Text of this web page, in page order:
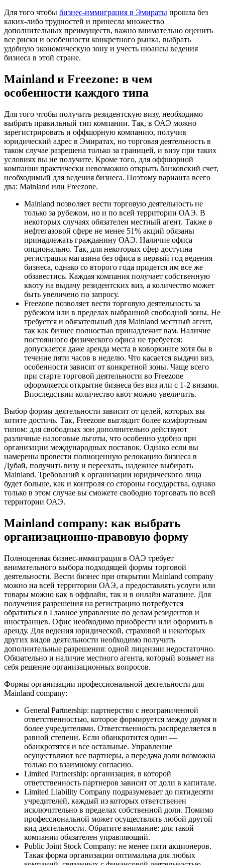
Для того чтобы бизнес-иммиграция в Эмираты прошла без
каких-либо трудностей и принесла множество
дополнительных преимуществ, важно внимательно оценить
все риски и особенности конкретного рынка, выбрать
удобную экономическую зону и учесть нюансы ведения
бизнеса в этой стране.
Mainland и Freezone: в чем
особенности каждого типа
Для того чтобы получить резидентскую визу, необходимо
выбрать правильный тип компании. Так, в ОАЭ можно
зарегистрировать и оффшорную компанию, получив
юридический адрес в Эмиратах, но торговая деятельность в
таком случае разрешена только за границей, и визу при таких
условиях вы не получите. Кроме того, для оффшорной
компании практически невозможно открыть банковский счет,
необходимый для ведения бизнеса. Поэтому варианта всего
два: Mainland или Freezone.
Mainland позволяет вести торговую деятельность не
только за рубежом, но и по всей территории ОАЭ. В
некоторых случаях обязателен местный агент. Также в
нефтегазовой сфере не менее 51% акций обязаны
принадлежать гражданину ОАЭ. Наличие офиса
опционально. Так, для некоторых сфер доступна
регистрация магазина без офиса в первый год ведения
бизнеса, однако со второго года придется им все же
обзавестись. Каждая компания получает собственную
квоту на выдачу резидентских виз, а количество может
быть увеличено по запросу.
Freezone позволяет вести торговую деятельность за
рубежом или в пределах выбранной свободной зоны. Не
требуется и обязательный для Mainland местный агент,
так как бизнес полностью принадлежит вам. Наличие
постоянного физического офиса не требуется:
допускается даже аренда места в коворкинге хотя бы в
течение пяти часов в неделю. Что касается выдачи виз,
особенности зависят от конкретной зоны. Чаще всего
при старте торговой деятельности во Freezone
оформляется открытие бизнеса без виз или с 1-2 визами.
Впоследствии количество квот можно увеличить.
Выбор формы деятельности зависит от целей, которых вы
хотите достичь. Так, Freezone выглядит более комфортным
типом: для свободных зон дополнительно действуют
различные налоговые льготы, что особенно удобно при
организации международных поставок. Однако если вы
намерены провести полноценную релокацию бизнеса в
Дубай, получить визу и переехать, надежнее выбирать
Mainland. Требований к организации юридического лица
будет больше, как и контроля со стороны государства, однако
только в этом случае вы сможете свободно торговать по всей
территории ОАЭ.
Mainland company: как выбрать
организационно-правовую форму
Полноценная бизнес-иммиграция в ОАЭ требует
внимательного выбора подходящей формы торговой
деятельности. Вести бизнес при открытии Mainland company
можно на всей территории ОАЭ, а предоставлять услуги или
товары можно как в оффлайн, так и в онлайн магазине. Для
получения разрешения на регистрацию потребуется
обратиться в Главное управление по делам резидентов и
иностранцев. Офис необходимо приобрести или оформить в
аренду. Для ведения юридической, страховой и некоторых
других видов деятельности необходимо получить
дополнительные разрешения: одной лицензии недостаточно.
Обязательно и наличие местного агента, который возьмет на
себя решение организационных вопросов.
Формы организации профессиональной деятельности для
Mainland company:
General Partnership: партнерство с неограниченной
ответственностью, которое формируется между двумя и
более учредителями. Ответственность распределяется в
равной степени. Если обанкротится один —
обанкротятся и все остальные. Управление
осуществляют все партнеры, а передача доли возможна
только по взаимному согласию.
Limited Partnership: организация, в которой
ответственность партнеров зависит от доли в капитале.
Limited Liability Company подразумевает до пятидесяти
учредителей, каждый из которых ответственен
исключительно в пределах собственной доли. Помимо
профессиональной может осуществлять любой другой
вид деятельности. Обратите внимание: для такой
компании обязателен управляющий.
Public Joint Stock Company: не менее пяти акционеров.
Такая форма организации оптимальна для любых